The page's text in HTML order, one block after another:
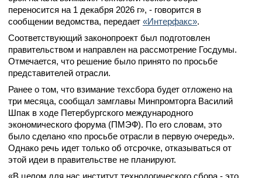
переносится на 1 декабря 2026 г», - говорится в
сообщении ведомства, передает «Интерфакс».
Соответствующий законопроект был подготовлен
правительством и направлен на рассмотрение Госдумы.
Отмечается, что решение было принято по просьбе
представителей отрасли.
Ранее о том, что взимание техсбора будет отложено на
три месяца, сообщал замглавы Минпромторга Василий
Шпак в ходе Петербургского международного
экономического форума (ПМЭФ). По его словам, это
было сделано «по просьбе отрасли в первую очередь».
Однако речь идет только об отсрочке, отказываться от
этой идеи в правительстве не планируют.
«В целом для нас институт технологического сбора - это